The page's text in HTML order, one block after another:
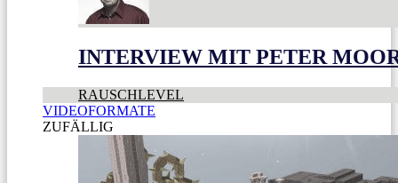
INTERVIEW MIT PETER
RAUSCHLEVEL
VIDEOFORMATE
ZUFÄLLIG